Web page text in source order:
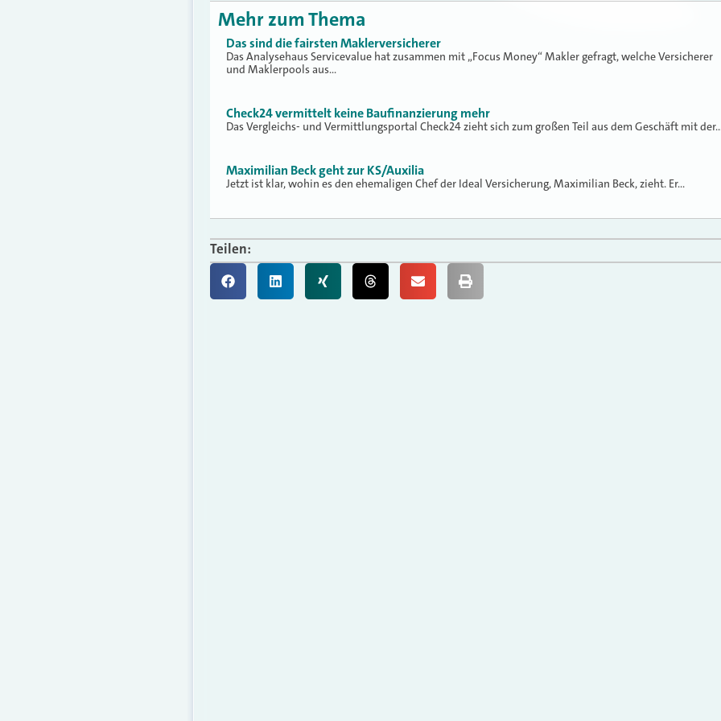
Mehr zum Thema
Das sind die fairsten Maklerversicherer
Das Analysehaus Servicevalue hat zusammen mit „Focus Money“ Makler gefragt, welche Versicherer
und Maklerpools aus…
Check24 vermittelt keine Baufinanzierung mehr
Das Vergleichs- und Vermittlungsportal Check24 zieht sich zum großen Teil aus dem Geschäft mit
Maximilian Beck geht zur KS/Auxilia
Jetzt ist klar, wohin es den ehemaligen Chef der Ideal Versicherung, Maximilian Beck, zieht. Er…
Teilen: